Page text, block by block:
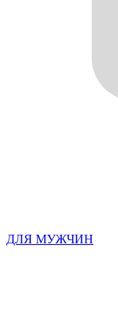
ДЛЯ МУЖЧИН